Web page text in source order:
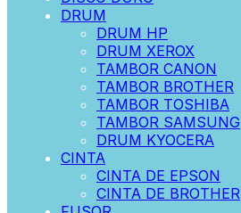
DRUM
DRUM HP
DRUM XEROX
TAMBOR CANON
TAMBOR BROTHER
TAMBOR TOSHIBA
TAMBOR SAMSUNG
DRUM KYOCERA
CINTA
CINTA DE EPSON
CINTA DE BROTHER